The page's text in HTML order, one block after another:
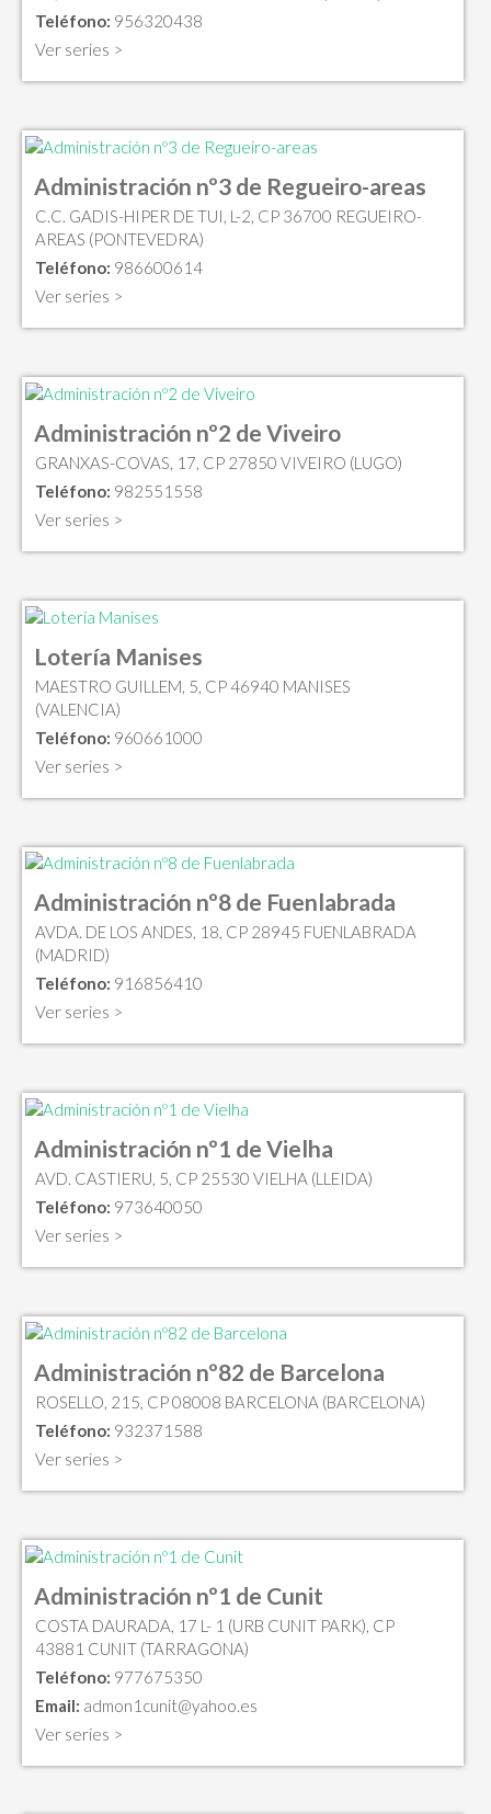
Teléfono: 956320438
Ver series >
Administración nº3 de Regueiro-areas
C.C. GADIS-HIPER DE TUI, L-2, CP 36700 REGUEIRO-
AREAS (PONTEVEDRA)
Teléfono: 986600614
Ver series >
Administración nº2 de Viveiro
GRANXAS-COVAS, 17, CP 27850 VIVEIRO (LUGO)
Teléfono: 982551558
Ver series >
Lotería Manises
MAESTRO GUILLEM, 5, CP 46940 MANISES
(VALENCIA)
Teléfono: 960661000
Ver series >
Administración nº8 de Fuenlabrada
AVDA. DE LOS ANDES, 18, CP 28945 FUENLABRADA
(MADRID)
Teléfono: 916856410
Ver series >
Administración nº1 de Vielha
AVD. CASTIERU, 5, CP 25530 VIELHA (LLEIDA)
Teléfono: 973640050
Ver series >
Administración nº82 de Barcelona
ROSELLO, 215, CP 08008 BARCELONA (BARCELONA)
Teléfono: 932371588
Ver series >
Administración nº1 de Cunit
COSTA DAURADA, 17 L- 1 (URB CUNIT PARK), CP
43881 CUNIT (TARRAGONA)
Teléfono: 977675350
Email: admon1cunit@yahoo.es
Ver series >